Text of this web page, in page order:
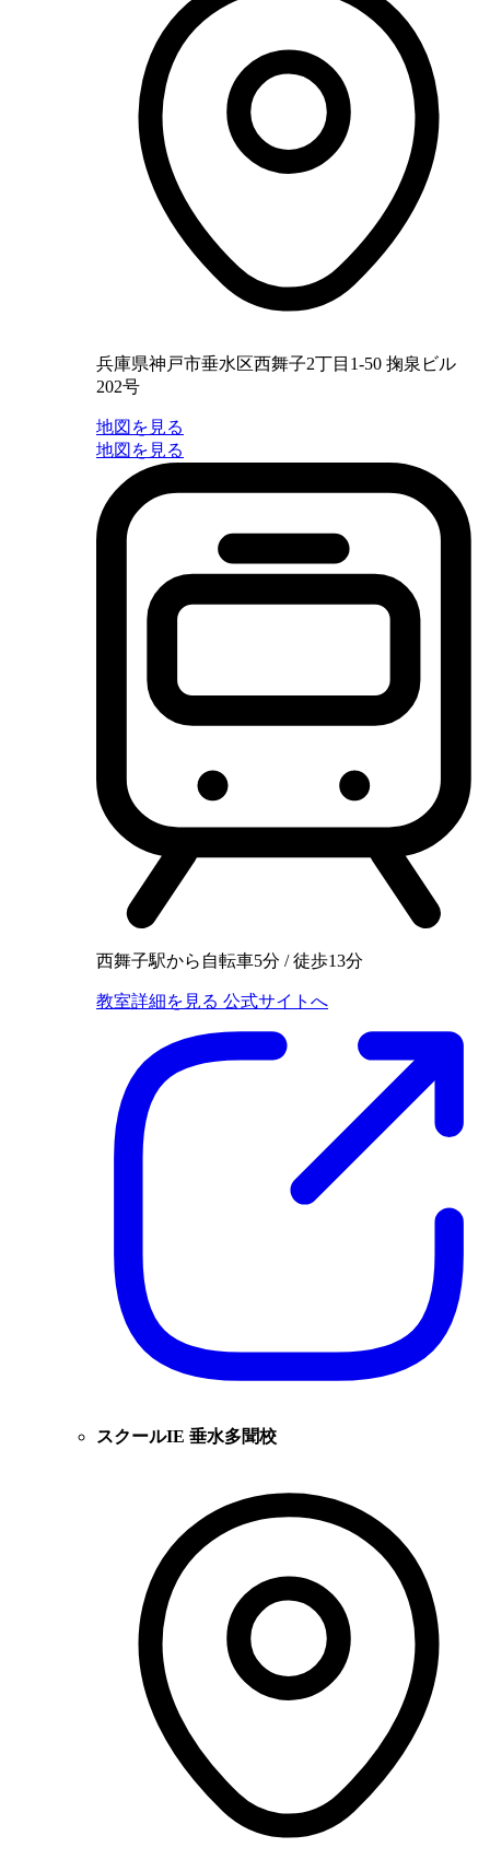
兵庫県神戸市垂水区西舞子2丁目1-50 掬泉ビル
202号
地図を見る
地図を見る
西舞子駅から自転車5分 / 徒歩13分
教室詳細を見る 公式サイトへ
スクールIE 垂水多聞校